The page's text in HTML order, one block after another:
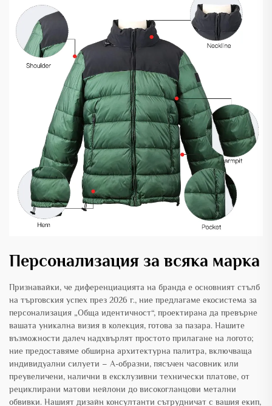
Персонализация за всяка марка
Признавайки, че диференциацията на бранда е основният стълб
на търговския успех през 2026 г., ние предлагаме екосистема за
персонализация „Обща идентичност“, проектирана да превърне
вашата уникална визия в колекция, готова за пазара. Нашите
възможности далеч надхвърлят простото прилагане на логото;
ние предоставяме обширна архитектурна палитра, включваща
индивидуални силуети – А-образни, пясъчен часовник или
преувеличени, налични в ексклузивни технически платове, от
рециклирани матови нейлони до високогланцови метални
обвивки. Нашият дизайн консултанти сътрудничат с вашия екип,